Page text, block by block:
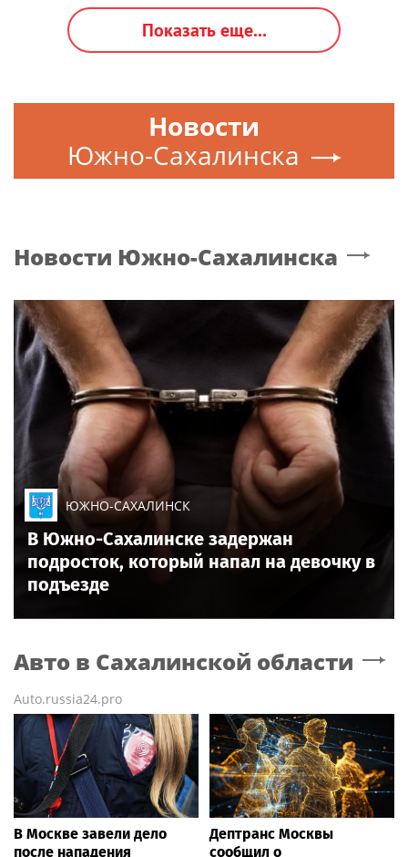
Показать еще...
Новости
Южно-Сахалинска
Новости Южно-Сахалинска
ЮЖНО-САХАЛИНСК
В Южно-Сахалинске задержан
подросток, который напал на девочку в
подъезде
Авто в Сахалинской области
Auto.russia24.pro
В Москве завели дело
после нападения
Дептранс Москвы
сообщил о